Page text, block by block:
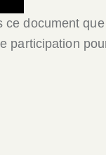
document
participation